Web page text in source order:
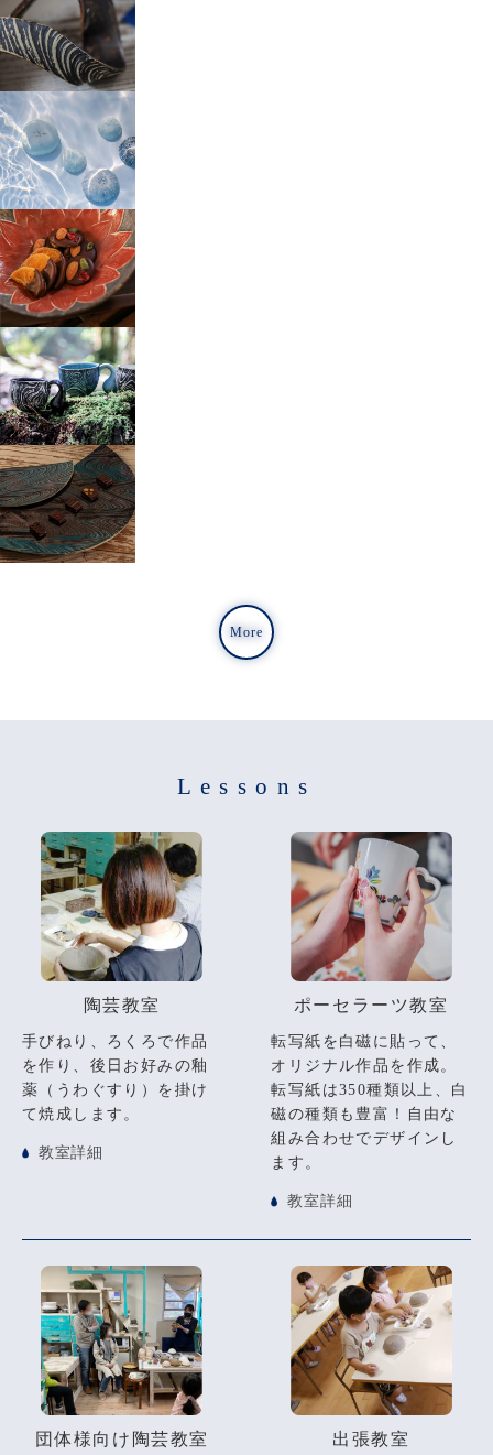
More
Lessons
陶芸教室
手びねり、ろくろで作品
を作り、後日お好みの釉
薬（うわぐすり）を掛け
て焼成します。
教室詳細
ポーセラーツ教室
転写紙を白磁に貼って、
オリジナル作品を作成。
転写紙は350種類以上、白
磁の種類も豊富！自由な
組み合わせでデザインし
ます。
教室詳細
団体様向け陶芸教室 出張教室